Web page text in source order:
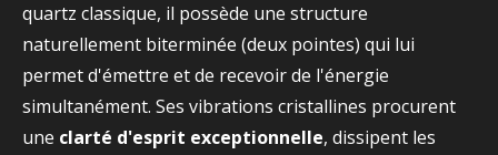
quartz classique, il possède une structure
naturellement biterminée (deux pointes) qui lui
permet d'émettre et de recevoir de l'énergie
simultanément. Ses vibrations cristallines procurent
une clarté d'esprit exceptionnelle, dissipent les